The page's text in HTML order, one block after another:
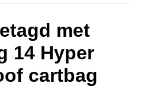
met
14 Hyper
cartbag